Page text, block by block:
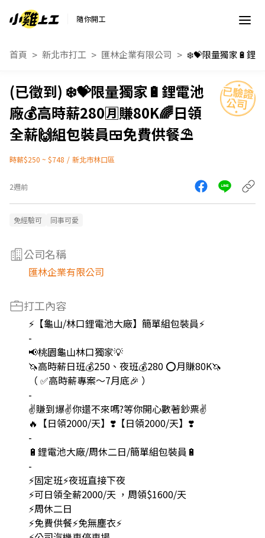
隨你開工
首頁 新北市打工 匯林企業有限公司
❄️💝限量獨家🔋鋰電池
廠💰高時薪280🈷️賺80K🌈日領
全薪🙌組包裝員🍱免費供餐⛱️
時薪$250 ~ $748 / 新北市林口區
2週前
免經驗可 同事可愛
公司名稱
匯林企業有限公司
打工內容
⚡【龜山/林口鋰電池大廠】簡單組包裝員⚡
-
📢桃園龜山林口獨家💡
🦄高時薪日班💰250、夜班💰280 ⭕️月賺80K🦄
（ ✅高時薪專案～7月底🎉 ）
-
✌️賺到爆✌️你還不來嗎?等你開心數著鈔票✌️
🔥【日領2000/天】❣️【日領2000/天】❣️
-
🔋鋰電池大廠/周休二日/簡單組包裝員🔋
-
⚡️固定班⚡️夜班直接下夜
⚡️可日領全薪2000/天 ，周領$1600/天
⚡️周休二日
⚡️免費供餐⚡免無塵衣⚡️